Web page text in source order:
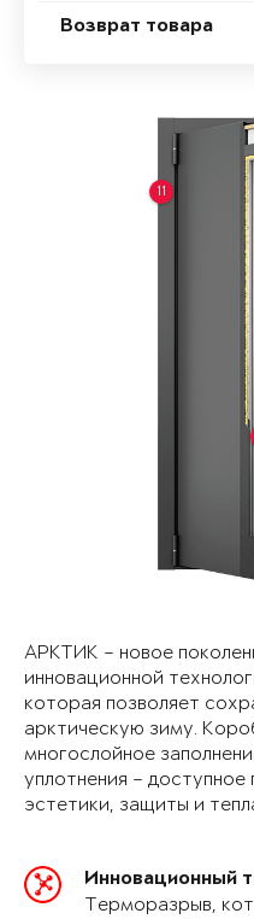
Возврат товара
11
АРКТИК – новое
инновационной
которая позволяет
арктическую зиму.
многослойное
уплотнения –
эстетики, защиты и
Инновационный
Терморазрыв,